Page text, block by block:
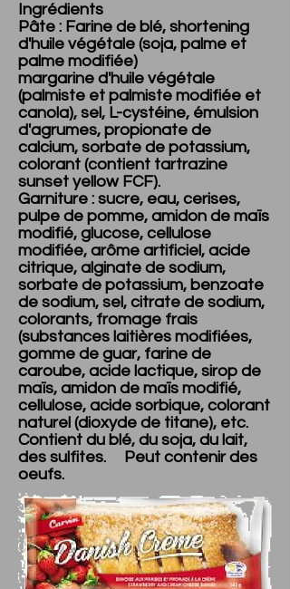
Ingrédients
Pâte : Farine de blé, shortening
d'huile végétale (soja, palme et
palme modifiée)
margarine d'huile végétale
(palmiste et palmiste modifiée et
canola), sel, L-cystéine, émulsion
d'agrumes, propionate de
calcium, sorbate de potassium,
colorant (contient tartrazine
sunset yellow FCF).
Garniture : sucre, eau, cerises,
pulpe de pomme, amidon de maïs
modifié, glucose, cellulose
modifiée, arôme artificiel, acide
citrique, alginate de sodium,
sorbate de potassium, benzoate
de sodium, sel, citrate de sodium,
colorants, fromage frais
(substances laitières modifiées,
gomme de guar, farine de
caroube, acide lactique, sirop de
maïs, amidon de maïs modifié,
cellulose, acide sorbique, colorant
naturel (dioxyde de titane), etc.
Contient du blé, du soja, du lait,
des sulfites. Peut contenir des
oeufs.